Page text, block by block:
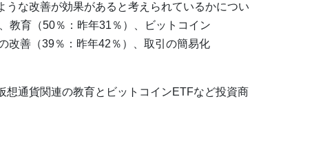
な改善が効果があると考えられているかについ
教育（50％：昨年31％）、ビットコイン
改善（39％：昨年42％）、取引の簡易化
想通貨関連の教育とビットコインETFなど投資商